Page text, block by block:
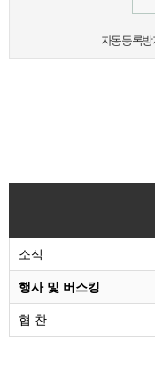
자동등록방
소식
행사 및 버스킹
협 찬